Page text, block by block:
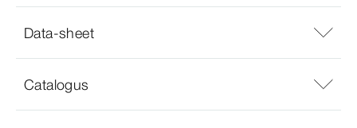
Data-sheet
Catalogus